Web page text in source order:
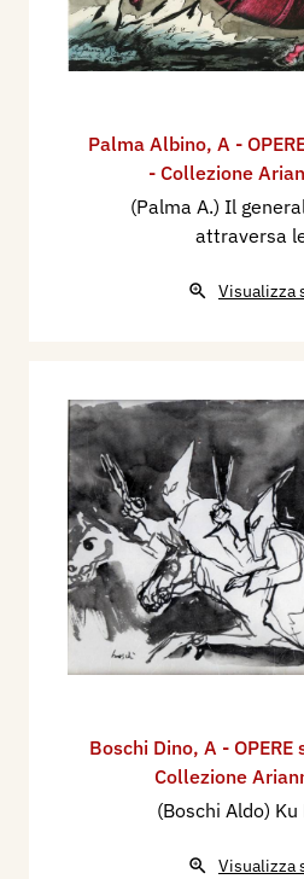
Palma Albino, A -
- Collezione
(Palma A.) Il
attraversa
Visualizza
Boschi Dino, A - OPERE
Collezione
(Boschi Aldo) Ku
Visualizza